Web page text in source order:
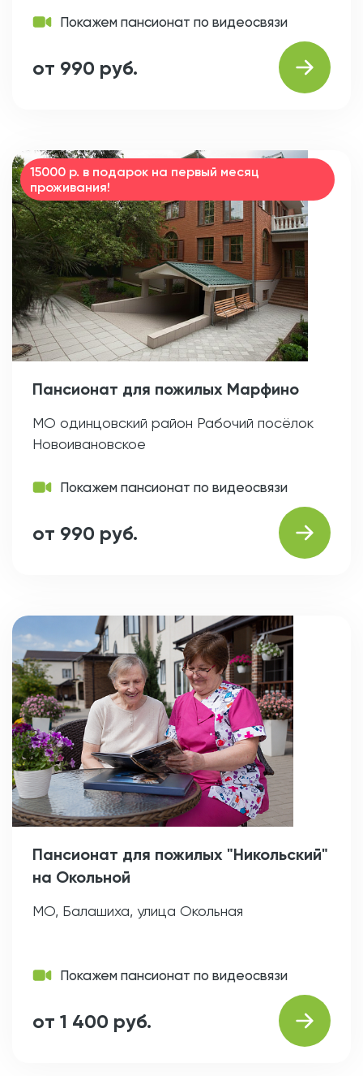
Покажем пансионат по видеосвязи
от 990 руб.
15000 р. в подарок на первый месяц
проживания!
Пансионат для пожилых Марфино
МО одинцовский район Рабочий посёлок
Новоивановское
Покажем пансионат по видеосвязи
от 990 руб.
Пансионат для пожилых "Никольский"
на Окольной
МО, Балашиха, улица Окольная
Покажем пансионат по видеосвязи
от 1 400 руб.